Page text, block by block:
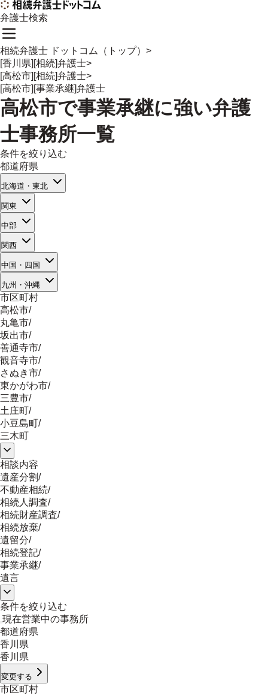
弁護士検索
相続弁護士 ドットコム（トップ） >
[香川県][相続]弁護士>
[高松市][相続]弁護士>
[高松市][事業承継]弁護士
高松市で事業承継に強い弁護
士事務所一覧
条件を絞り込む
都道府県
北海道・東北
関東
中部
関西
中国・四国
九州・沖縄
市区町村
高松市/
丸亀市/
坂出市/
善通寺市/
観音寺市/
さぬき市/
東かがわ市/
三豊市/
土庄町/
小豆島町/
三木町
相談内容
遺産分割/
不動産相続/
相続人調査/
相続財産調査/
相続放棄/
遺留分/
相続登記/
事業承継/
遺言
条件を絞り込む
現在営業中の事務所
都道府県
香川県
香川県
変更する
市区町村